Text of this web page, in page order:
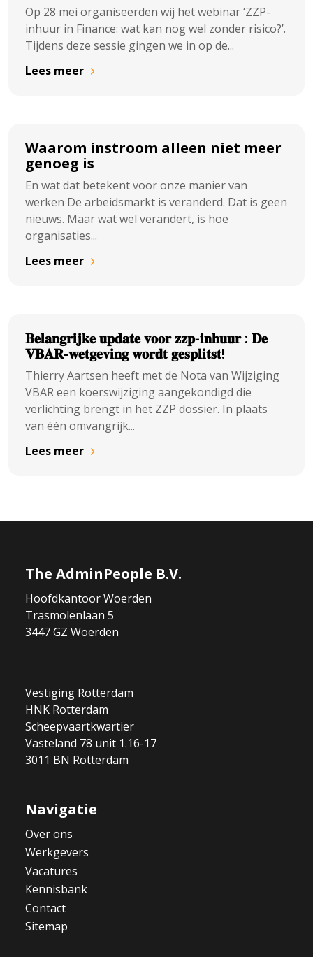
Op 28 mei organiseerden wij het webinar ‘ZZP-
inhuur in Finance: wat kan nog wel zonder risico?’.
Tijdens deze sessie gingen we in op de...
Lees meer
Waarom instroom alleen niet meer
genoeg is
En wat dat betekent voor onze manier van
werken De arbeidsmarkt is veranderd. Dat is geen
nieuws. Maar wat wel verandert, is hoe
organisaties...
Lees meer
𝐁𝐞𝐥𝐚𝐧𝐠𝐫𝐢𝐣𝐤𝐞 𝐮𝐩𝐝𝐚𝐭𝐞 𝐯𝐨𝐨𝐫 𝐳𝐳𝐩-𝐢𝐧𝐡𝐮𝐮𝐫 : 𝐃𝐞
𝐕𝐁𝐀𝐑-𝐰𝐞𝐭𝐠𝐞𝐯𝐢𝐧𝐠 𝐰𝐨𝐫𝐝𝐭 𝐠𝐞𝐬𝐩𝐥𝐢𝐭𝐬𝐭!
Thierry Aartsen heeft met de Nota van Wijziging
VBAR een koerswijziging aangekondigd die
verlichting brengt in het ZZP dossier. In plaats
van één omvangrijk...
Lees meer
The AdminPeople B.V.
Hoofdkantoor Woerden
Trasmolenlaan 5
3447 GZ Woerden
Vestiging Rotterdam
HNK Rotterdam
Scheepvaartkwartier
Vasteland 78 unit 1.16-17
3011 BN Rotterdam
Navigatie
Over ons
Werkgevers
Vacatures
Kennisbank
Contact
Sitemap